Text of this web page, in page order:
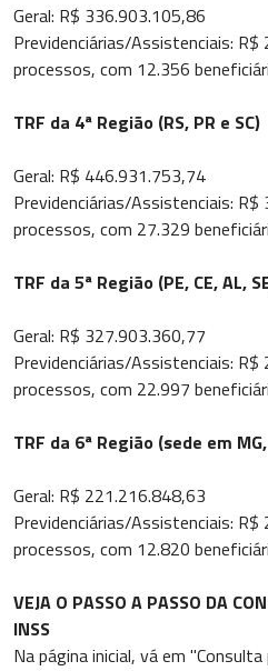
Geral: R$ 336.903.105,86
Previdenciárias/Assistenciais:
processos, com 12.356
TRF da 4ª Região (RS, PR e SC)
Geral: R$ 446.931.753,74
Previdenciárias/Assistenciais:
processos, com 27.329
TRF da 5ª Região (PE, CE, AL,
Geral: R$ 327.903.360,77
Previdenciárias/Assistenciais:
processos, com 22.997
TRF da 6ª Região (sede em
Geral: R$ 221.216.848,63
Previdenciárias/Assistenciais:
processos, com 12.820
VEJA O PASSO A PASSO DA
INSS
Na página inicial, vá em